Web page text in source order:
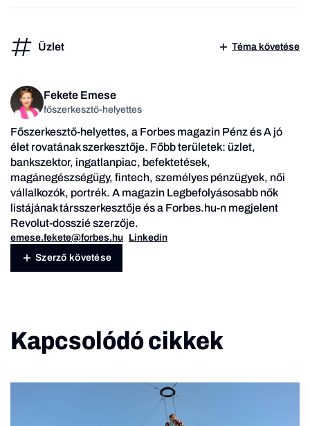
Üzlet Téma követése
Fekete Emese
főszerkesztő-helyettes
Főszerkesztő-helyettes, a Forbes magazin Pénz és A jó
élet rovatának szerkesztője. Főbb területek: üzlet,
bankszektor, ingatlanpiac, befektetések,
magánegészségügy, fintech, személyes pénzügyek, női
vállalkozók, portrék. A magazin Legbefolyásosabb nők
listájának társszerkesztője és a Forbes.hu-n megjelent
Revolut-dosszié szerzője.
emese.fekete@forbes.hu Linkedin
Szerző követése
Kapcsolódó cikkek